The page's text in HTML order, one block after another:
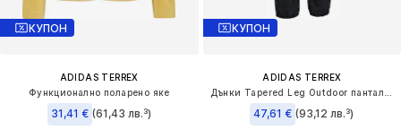
КУПОН
ADIDAS TERREX
Функционално поларено яке
31,41 € (61,43 лв.³)
КУПОН
ADIDAS TERREX
47,61 € (93,12 лв.³)